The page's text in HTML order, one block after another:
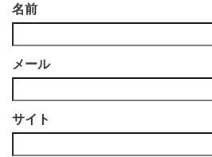
名前
メール
サイト